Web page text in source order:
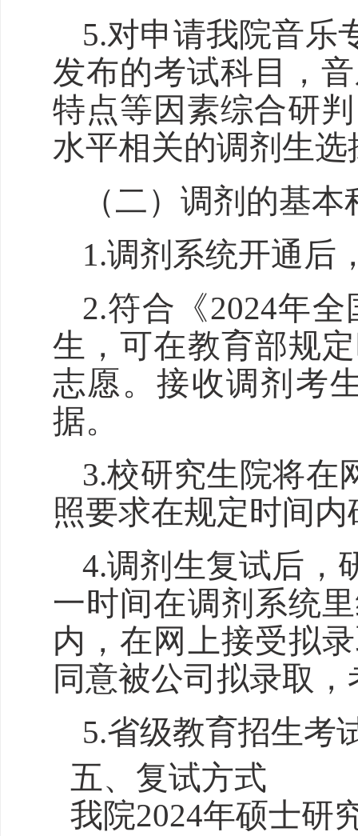
5.对申请我院音乐
发布的考试科目，
特点等因素综合研
水平相关的调剂生选
（二）调剂的基本
1.调剂系统开通后
2.符合《2024年
生，可在教育部规
志愿。接收调剂考
据。
3.校研究生院将在
照要求在规定时间
4.调剂生复试后，
一时间在调剂系统
内，在网上接受拟
同意被公司拟录取
5.省级教育招生考
五、 复试方式
我院2024年硕士研